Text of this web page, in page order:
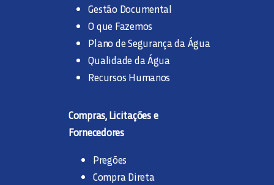
Gestão Documental
O que Fazemos
Plano de Segurança da Água
Qualidade da Água
Recursos Humanos
Compras, Licitações e
Fornecedores
Pregões
Compra Direta